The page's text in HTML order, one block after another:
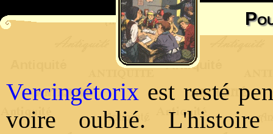
Vercingétorix est resté
voire oublié.